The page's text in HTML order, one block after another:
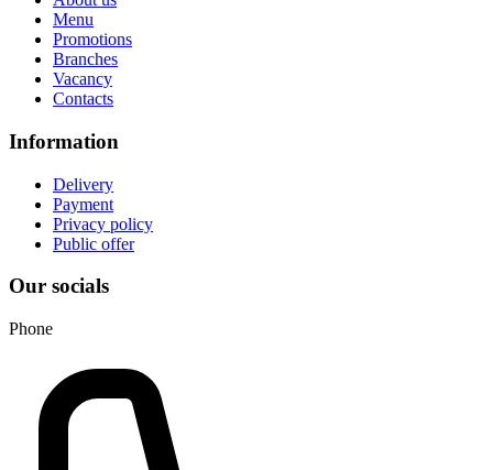
Menu
Promotions
Branches
Vacancy
Contacts
Information
Delivery
Payment
Privacy policy
Public offer
Our socials
Phone